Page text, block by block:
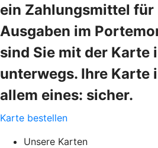
ein Zahlungsmittel für
Ausgaben im
sind Sie mit der Karte
unterwegs. Ihre Karte
allem eines: sicher.
Karte bestellen
Unsere Karten